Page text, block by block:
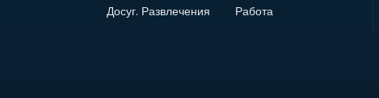
Досуг. Развлечения
Работа